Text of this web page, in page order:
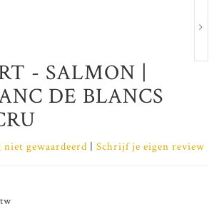
- SALMON |
DE BLANCS
niet gewaardeerd | Schrijf je eigen review